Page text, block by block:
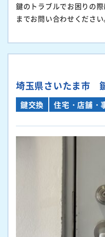
鍵のトラブルでお困りの
までお問い合わせください
埼玉県さいたま市
鍵交換 住宅・店舗・